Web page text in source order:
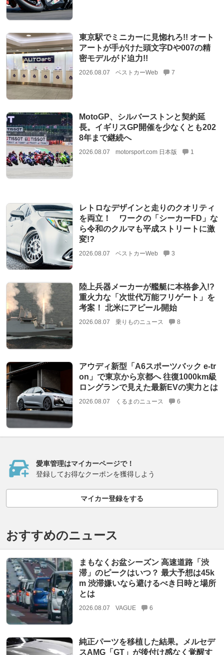
東京駅でミニカーに見惚れろ!! オート
アートが手がけた頭文字Dや007の精
密モデルがド迫力!!
2026.08.07 ベストカーWeb 7
MotoGP、シルバーストンと契約延
長。イギリスGP開催を少なくとも202
8年まで継続へ
2026.08.07 motorsport.com 日本版 1
レトロなデザインと走りのクオリティ
を両立！ ワークの「シーカーFD」な
ら令和のクルマも平成ストリートに激
変!?
2026.08.07 ベストカーWeb 3
陸上兵器メーカーが艦艇に本格参入!?
重火力な「次世代万能フリゲート」を
考案！ 北米にアピール開始
2026.08.07 乗りものニュース 8
アウディ新型「A6スポーツバック e-tr
on」で東京から京都へ 往復1000km級
ロングランで見えた最新EVの実力とは
2026.08.07 くるまのニュース 6
愛車管理はマイカーページで！
登録してお得なクーポンを獲得しよう
マイカー登録をする
おすすめのニュース
まもなくお盆シーズン 高速道路「渋
滞」のピークはいつ？ 最大予想は45k
m 渋滞嫌いなら避けるべき日時と場所
とは
2026.08.07 VAGUE 6
純正パーツを移植した結果。メルセデ
スAMG「GT」が後付け感なく覚醒す